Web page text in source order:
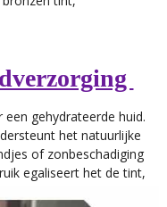
gehydrateerde huid.
het natuurlijke
of zonbeschadiging
egaliseert het de tint,